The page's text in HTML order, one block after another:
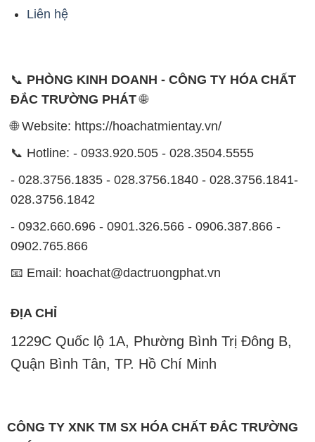
Liên hệ
📞 PHÒNG KINH DOANH - CÔNG TY HÓA CHẤT
ĐẮC TRƯỜNG PHÁT🌐
🌐 Website: https://hoachatmientay.vn/
📞 Hotline: - 0933.920.505 - 028.3504.5555
- 028.3756.1835 - 028.3756.1840 - 028.3756.1841-
028.3756.1842
- 0932.660.696 - 0901.326.566 - 0906.387.866 -
0902.765.866
📧 Email: hoachat@dactruongphat.vn
ĐỊA CHỈ
1229C Quốc lộ 1A, Phường Bình Trị Đông B,
Quận Bình Tân, TP. Hồ Chí Minh
CÔNG TY XNK TM SX HÓA CHẤT ĐẮC TRƯỜNG